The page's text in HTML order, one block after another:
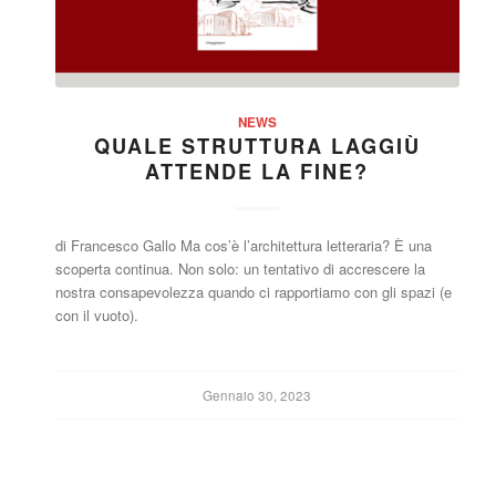
NEWS
QUALE STRUTTURA LAGGIÙ
ATTENDE LA FINE?
di Francesco Gallo Ma cos’è l’architettura letteraria? È una
scoperta continua. Non solo: un tentativo di accrescere la
nostra consapevolezza quando ci rapportiamo con gli spazi (e
con il vuoto).
Gennaio 30, 2023